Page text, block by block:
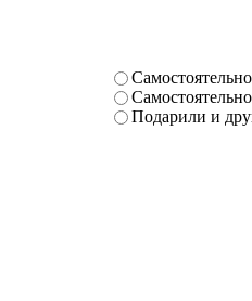
Подарили­ и